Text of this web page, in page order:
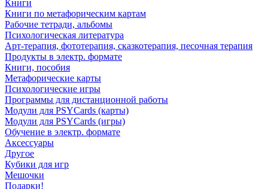
Книги
Книги по метафорическим картам
Рабочие тетради, альбомы
Психологическая литература
Арт-терапия, фототерапия, сказкотерапия, песочная терапия
Продукты в электр. формате
Книги, пособия
Метафорические карты
Психологические игры
Программы для дистанционной работы
Модули для PSYCards (карты)
Модули для PSYCards (игры)
Обучение в электр. формате
Аксессуары
Другое
Кубики для игр
Мешочки
Подарки!